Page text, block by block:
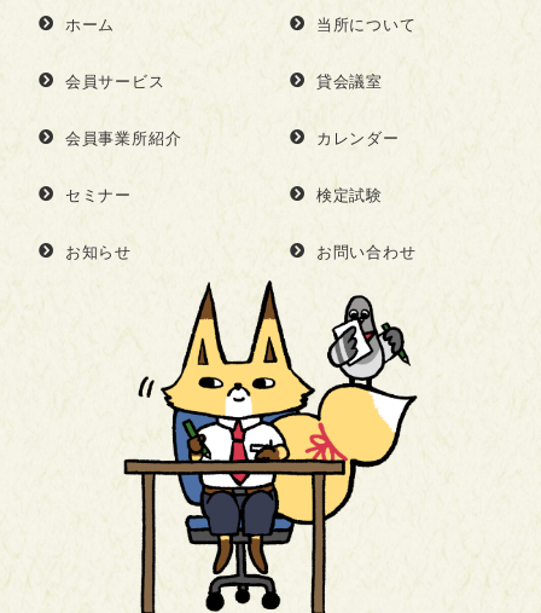
ホーム 当所について
会員サービス 貸会議室
会員事業所紹介 カレンダー
セミナー 検定試験
お知らせ お問い合わせ